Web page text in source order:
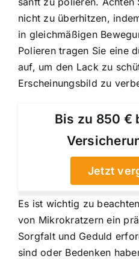
nicht zu überhitzen,
in gleichmäßigen
Polieren tragen Sie eine
auf, um den Lack zu
Erscheinungsbild zu
Bis zu 850 €
Jetzt
Es ist wichtig zu
von Mikrokratzern ein
Sorgfalt und Geduld
sind oder Bedenken